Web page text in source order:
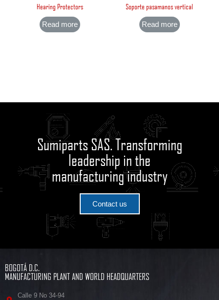
Hearing Protectors
Read more
Soporte pasamanos vertical
Read more
Sumiparts SAS. Transforming
leadership in the
manufacturing industry
Contact us
BOGOTÁ D.C.
MANUFACTURING PLANT AND WORLD HEADQUARTERS
Calle 9 No 34-94